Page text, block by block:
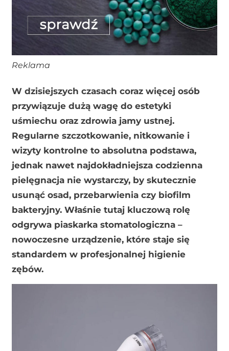
Reklama
W dzisiejszych czasach coraz więcej osób
przywiązuje dużą wagę do estetyki
uśmiechu oraz zdrowia jamy ustnej.
Regularne szczotkowanie, nitkowanie i
wizyty kontrolne to absolutna podstawa,
jednak nawet najdokładniejsza codzienna
pielęgnacja nie wystarczy, by skutecznie
usunąć osad, przebarwienia czy biofilm
bakteryjny. Właśnie tutaj kluczową rolę
odgrywa piaskarka stomatologiczna –
nowoczesne urządzenie, które staje się
standardem w profesjonalnej higienie
zębów.